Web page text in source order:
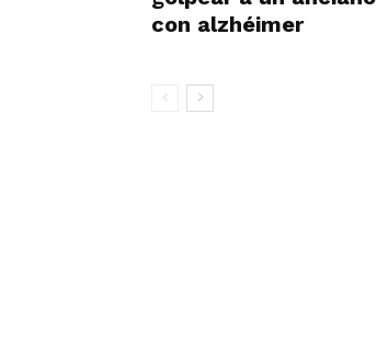
con alzhéimer